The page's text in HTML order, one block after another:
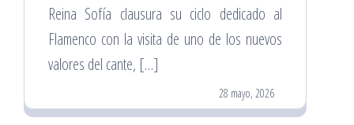
Reina Sofía clausura su ciclo dedicado al
Flamenco con la visita de uno de los nuevos
valores del cante, […]
28 mayo, 2026